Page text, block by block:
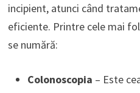
incipient, atunci când
eficiente. Printre cele mai
se numără:
Colonoscopia – Este